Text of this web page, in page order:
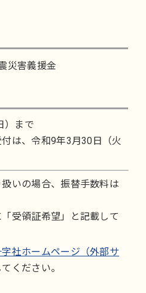
災害義援金
）まで
は、令和9年3月30日（火
いの場合、振替手数料は
受領証希望」と記載して
字社ホームページ（外部サ
ください。